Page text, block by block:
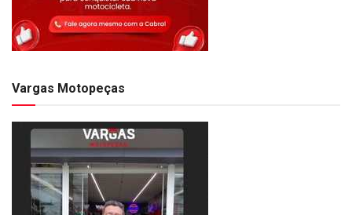
Vargas Motopeças